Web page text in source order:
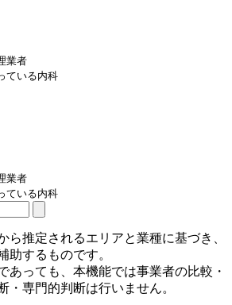
業者
ている内科
業者
ている内科
推定されるエリアと業種に基づき、
助するものです。
あっても、本機能では事業者の比較・
・専門的判断は行いません。